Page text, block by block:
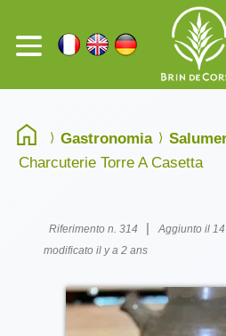
Gastronomia
Charcuterie Torre A Casetta
Riferimento n. 314 |
Aggiunto il
modificato il y a 2 ans